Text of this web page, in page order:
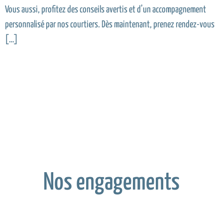
Vous aussi, profitez des conseils avertis et d’un accompagnement
personnalisé par nos courtiers. Dès maintenant, prenez rendez-vous
[…]
Nos engagements